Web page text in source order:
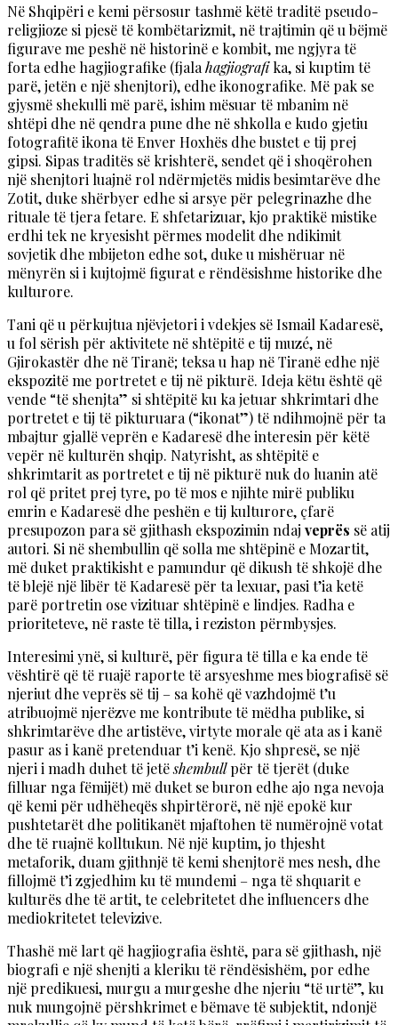
Në Shqipëri e kemi përsosur tashmë këtë traditë pseudo-
religjioze si pjesë të kombëtarizmit, në trajtimin që u bëjmë
figurave me peshë në historinë e kombit, me ngjyra të
forta edhe hagjiografike (fjala hagjiografika, si kuptim të
parë, jetën e një shenjtori), edhe ikonografike. Më pak se
gjysmë shekulli më parë, ishim mësuar të mbanim në
shtëpi dhe në qendra pune dhe në shkolla e kudo gjetiu
fotografitë ikona të Enver Hoxhës dhe bustet e tij prej
gipsi. Sipas traditës së krishterë, sendet që i shoqërohen
një shenjtori luajnë rol ndërmjetës midis besimtarëve dhe
Zotit, duke shërbyer edhe si arsye për pelegrinazhe dhe
rituale të tjera fetare. E shfetarizuar, kjo praktikë mistike
erdhi tek ne kryesisht përmes modelit dhe ndikimit
sovjetik dhe mbijeton edhe sot, duke u mishëruar në
mënyrën si i kujtojmë figurat e rëndësishme historike dhe
kulturore.
Tani që u përkujtua njëvjetori i vdekjes së Ismail Kadaresë,
u fol sërish për aktivitete në shtëpitë e tij muzé, në
Gjirokastër dhe në Tiranë; teksa u hap në Tiranë edhe një
ekspozitë me portretet e tij në pikturë. Ideja këtu është që
vende “të shenjta” si shtëpitë ku ka jetuar shkrimtari dhe
portretet e tij të pikturuara (“ikonat”) të ndihmojnë për ta
mbajtur gjallë veprën e Kadaresë dhe interesin për këtë
vepër në kulturën shqip. Natyrisht, as shtëpitë e
shkrimtarit as portretet e tij në pikturë nuk do luanin atë
rol që pritet prej tyre, po të mos e njihte mirë publiku
emrin e Kadaresë dhe peshën e tij kulturore, çfarë
presupozon para së gjithash ekspozimin ndaj veprës së atij
autori. Si në shembullin që solla me shtëpinë e Mozartit,
më duket praktikisht e pamundur që dikush të shkojë dhe
të blejë një libër të Kadaresë për ta lexuar, pasi t’ia ketë
parë portretin ose vizituar shtëpinë e lindjes. Radha e
prioriteteve, në raste të tilla, i reziston përmbysjes.
Interesimi ynë, si kulturë, për figura të tilla e ka ende të
vështirë që të ruajë raporte të arsyeshme mes biografisë së
njeriut dhe veprës së tij – sa kohë që vazhdojmë t’u
atribuojmë njerëzve me kontribute të mëdha publike, si
shkrimtarëve dhe artistëve, virtyte morale që ata as i kanë
pasur as i kanë pretenduar t’i kenë. Kjo shpresë, se një
njeri i madh duhet të jetëshembullpër të tjerët (duke
filluar nga fëmijët) më duket se buron edhe ajo nga nevoja
që kemi për udhëheqës shpirtërorë, në një epokë kur
pushtetarët dhe politikanët mjaftohen të numërojnë votat
dhe të ruajnë kolltukun. Në një kuptim, jo thjesht
metaforik, duam gjithnjë të kemi shenjtorë mes nesh, dhe
fillojmë t’i zgjedhim ku të mundemi – nga të shquarit e
kulturës dhe të artit, te celebritetet dhe influencers dhe
mediokritetet televizive.
Thashë më lart që hagjiografia është, para së gjithash, një
biografi e një shenjti a kleriku të rëndësishëm, por edhe
një predikuesi, murgu a murgeshe dhe njeriu “të urtë”, ku
nuk mungojnë përshkrimet e bëmave të subjektit, ndonjë